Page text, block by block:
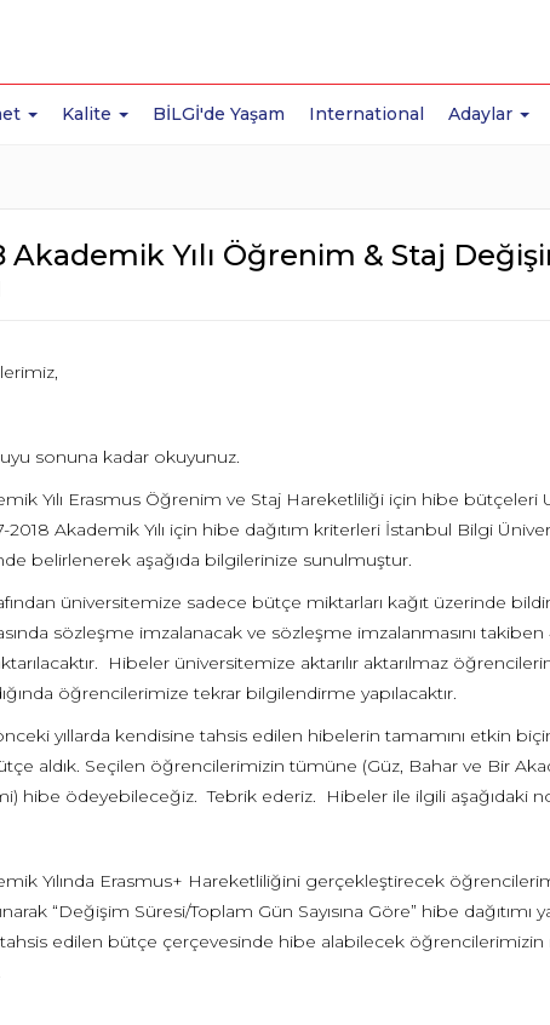
Kalite BİLGİ'de Yaşam International Adaylar
Akademik Yılı Öğrenim & Staj
sonuna kadar okuyunuz.
Yılı Erasmus Öğrenim ve Staj Hareketliliği için hibe bütçeleri
2018 Akademik Yılı için hibe dağıtım kriterleri İstanbul Bilgi
belirlenerek aşağıda bilgilerinize sunulmuştur.
üniversitemize sadece bütçe miktarları kağıt üzerinde
sözleşme imzalanacak ve sözleşme imzalanmasını
Hibeler üniversitemize aktarılır aktarılmaz
öğrencilerimize tekrar bilgilendirme yapılacaktır.
yıllarda kendisine tahsis edilen hibelerin tamamını etkin
aldık. Seçilen öğrencilerimizin tümüne (Güz, Bahar ve Bir
hibe ödeyebileceğiz. Tebrik ederiz. Hibeler ile ilgili aşağıdaki
Yılında Erasmus+ Hareketliliğini gerçekleştirecek
“Değişim Süresi/Toplam Gün Sayısına Göre” hibe dağıtımı
tahsis edilen bütçe çerçevesinde hibe alabilecek öğrencilerimizin